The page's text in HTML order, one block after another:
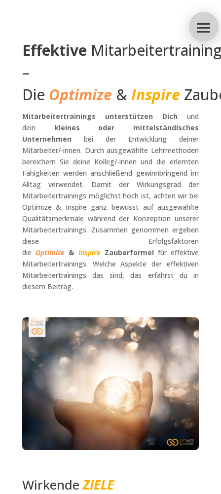
Effektive
–
Die Optimize & Inspire
Mitarbeitertrainings unterstützen Dich und
dein kleines oder mittelständisches
Unternehmen bei der Entwicklung deiner
Mitarbeiter/-innen. Durch ausgewählte Lehrmethoden
bereichern Sie deine Kolleg/-innen und die erlernten
Fähigkeiten werden anschließend gewinnbringend im
Alltag verwendet. Damit der Wirkungsgrad der
Mitarbeitertrainings möglichst hoch ist, achten wir bei
Optimize & Inspire ganz bewusst auf ausgewählte
Qualitätsmerkmale während der Konzeption unserer
Mitarbeitertrainings. Zusammen genommen ergeben
diese Erfolgsfaktoren
die Optimize & InspireZauberformel für effektive
Mitarbeitertrainings. Welche Aspekte der effektiven
Mitarbeitertrainings das sind, das erfährst du in
diesem Beitrag.
WirkendeZIELE